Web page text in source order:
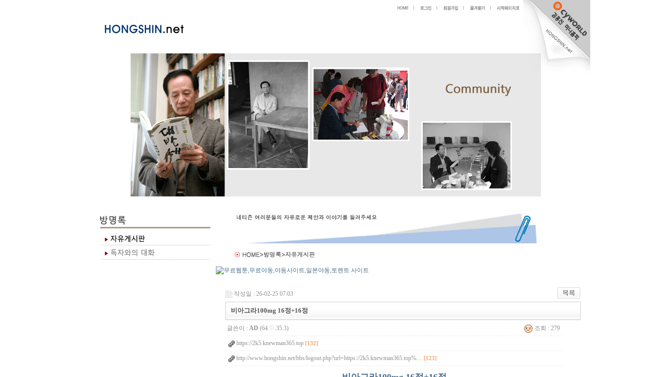
작성일 : 26-02-25 07:03
비아그라100mg 16정+16정
글쓴이 : AD (64.♡.35.3) 조회 : 279
https://2k5.knewman365.top [132]
http://www.hongshin.net/bbs/logout.php?url=https://2k5.knewman365.top%… [123]